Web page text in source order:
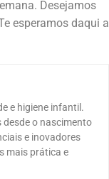
Desejamos
esperamos daqui a
e higiene infantil.
o nascimento
e inovadores
mais prática e